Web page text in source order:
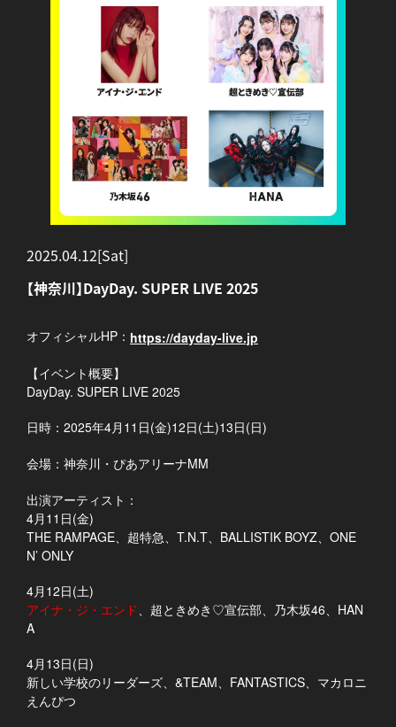
2025.04.12[Sat]
【神奈川】DayDay. SUPER LIVE 2025
オフィシャルHP： https://dayday-live.jp
【イベント概要】
DayDay. SUPER LIVE 2025
日時：2025年4月11日(金)12日(土)13日(日)
会場：神奈川・ぴあアリーナMM
出演アーティスト：
4月11日(金)
THE RAMPAGE、超特急、T.N.T、BALLISTIK BOYZ、ONE
N’ ONLY
4月12日(土)
アイナ・ジ・エンド、超ときめき♡宣伝部、乃木坂46、HAN
A
4月13日(日)
新しい学校のリーダーズ、&TEAM、FANTASTICS、マカロニ
えんぴつ